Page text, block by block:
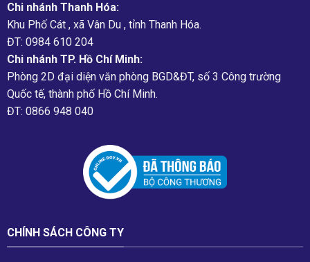
Chi nhánh Thanh Hóa:
Khu Phố Cát , xã Vân Du , tỉnh Thanh Hóa.
ĐT: 0984 610 204
Chi nhánh TP. Hồ Chí Minh:
Phòng 2D đại diện văn phòng BGD&ĐT, số 3 Công trường
Quốc tế, thành phố Hồ Chí Minh.
ĐT: 0866 948 040
CHÍNH SÁCH CÔNG TY